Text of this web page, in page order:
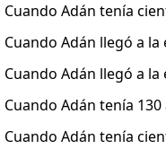
Cuando Adán tenía
Cuando Adán llegó a
Cuando Adán llegó a
Cuando Adán tenía
Cuando Adán tenía